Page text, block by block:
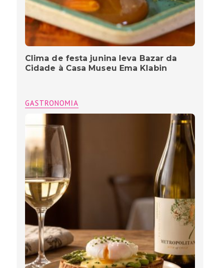
Clima de festa junina leva Bazar da
Cidade à Casa Museu Ema Klabin
GASTRONOMIA